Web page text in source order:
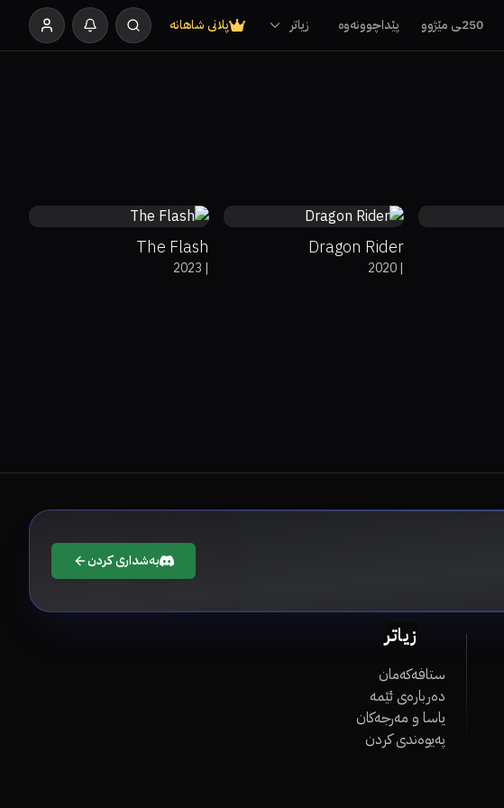
250ـی مێژوو پێداچوونەوە زیاتر پلانی شاهانە
Dragon Rider
|
2020
The Flash
|
2023
بەشداری کردن
زیاتر
ستافەکەمان
دەربارەی ئێمە
یاسا و مەرجەکان
پەیوەندی کردن